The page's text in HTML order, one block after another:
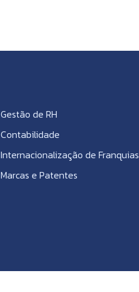
Gestão de RH
Contabilidade
Internacionalização de Franquias
Marcas e Patentes